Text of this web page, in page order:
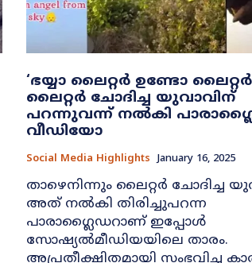
‘ഭയ്യാ ലൈറ്റർ ഉണ്ടോ
ലൈറ്റര്‍ ചോദിച്ച യുവാവിന്
പറന്നുവന്ന് നൽകി
വീഡിയോ
Social Media Highlights January 16, 2025
താഴെനിന്നും ലൈറ്റര്‍ ചോദിച്ച
അത് നല്‍കി തിരിച്ചുപറന്ന
പാരാഗ്ലൈഡറാണ് ഇപ്പോൾ
സോഷ്യല്‍മീഡിയയിലെ താരം.
അപ്രതീക്ഷിതമായി സംഭവിച്ച